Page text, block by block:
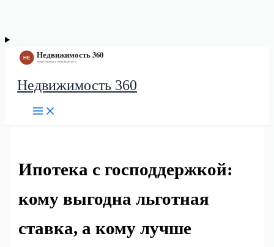
Недвижимость 360
Ипотека с господдержкой:
кому выгодна льготная
ставка, а кому лучше